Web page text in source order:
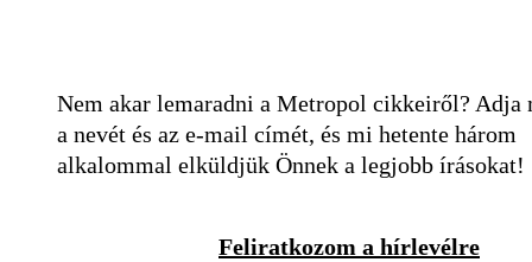
Nem akar lemaradni a Metropol cikkeiről? Adja
a nevét és az e-mail címét, és mi hetente három
alkalommal elküldjük Önnek a legjobb írásokat!
Feliratkozom a hírlevélre